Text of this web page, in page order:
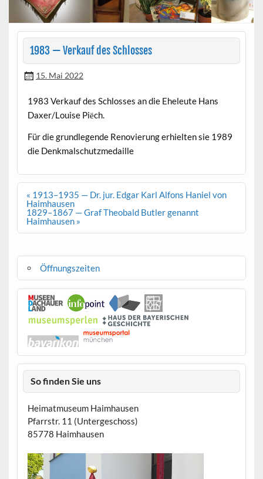
1983 — Verkauf des Schlosses
15. Mai 2022
1983 Verkauf des Schloss­es an die Eheleute Hans
Daxer/Louise Piëch.
Für die grundle­gende Ren­ovierung erhiel­ten sie 1989
die Denkmalschutzmedaille
Beitragsnavigation
« 1913–1935 — Dr. jur. Edgar Karl Alfons Haniel von
Haimhausen
1829–1867 — Graf Theobald Butler genannt
Haimhausen »
Öffnungszeiten
So finden Sie uns
Heimatmuseum Haimhausen
Pfarrstr. 11 (Untergeschoss)
85778 Haimhausen